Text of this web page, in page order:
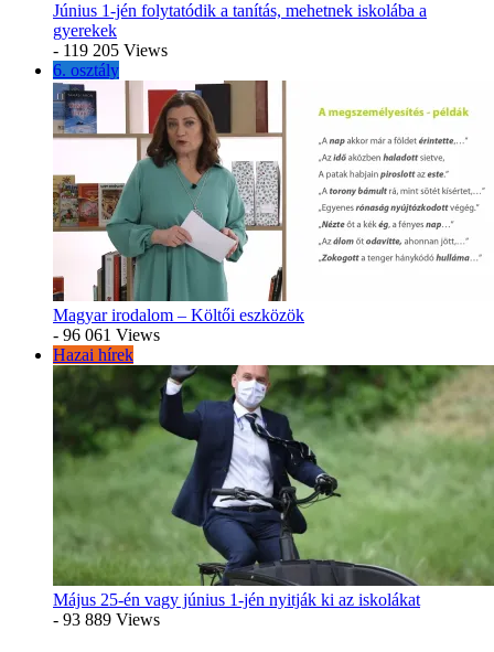
Június 1-jén folytatódik a tanítás, mehetnek iskolába a
gyerekek
- 119 205 Views
6. osztály
Magyar irodalom – Költői eszközök
- 96 061 Views
Hazai hírek
Május 25-én vagy június 1-jén nyitják ki az iskolákat
- 93 889 Views